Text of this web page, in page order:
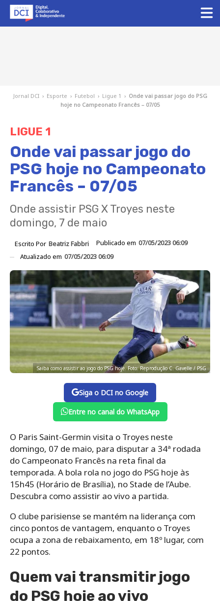
Jornal DCI › Esporte › Futebol › Ligue 1 › Onde vai passar jogo do PSG
hoje no Campeonato Francês – 07/05
LIGUE 1
Onde vai passar jogo do
PSG hoje no Campeonato
Francês – 07/05
Onde assistir PSG X Troyes neste
domingo, 7 de maio
Escrito Por Beatriz Fabbri Publicado em 07/05/2023 06:09
Atualizado em 07/05/2023 06:09
Saiba como assistir ao jogo do PSG hoje. Foto: Reprodução C. Gavelle / PSG
Siga o DCI no Google
Entre no canal do WhatsApp
O Paris Saint-Germin visita o Troyes neste
domingo, 07 de maio, para disputar a 34ª rodada
do Campeonato Francês na reta final da
temporada. A bola rola no jogo do PSG hoje às
15h45 (Horário de Brasília), no Stade de l’Aube.
Descubra como assistir ao vivo a partida.
O clube parisiense se mantém na liderança com
cinco pontos de vantagem, enquanto o Troyes
ocupa a zona de rebaixamento, em 18º lugar, com
22 pontos.
Quem vai transmitir jogo
do PSG hoje ao vivo